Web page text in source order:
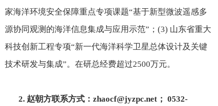
家海洋环境安全保障重点专项课题“基于新型微波遥感多
源协同观测的海洋信息集成与应用示范”； (3) 山东省重大
科技创新工程专项“新一代海洋科学卫星总体设计及关键
技术研发与集成”。在研总经费超过2500万元。
2. 赵朝方联系方式： zhaocf@jyzpc.net ； 0532-